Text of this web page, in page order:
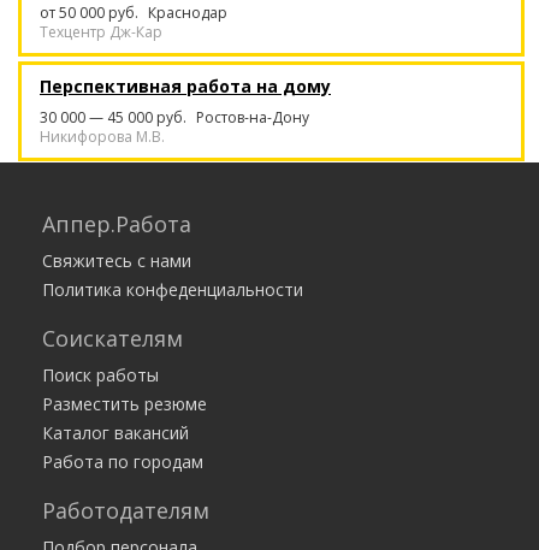
от 50 000 руб. Краснодар
Техцентр Дж-Кар
Перспективная работа на дому
30 000 — 45 000 руб. Ростов-на-Дону
Никифорова М.В.
35 000 — 175 584 руб.
Работа есть
50 000 — 50 000 руб.
ООО Межрегиональный сметный центр
Аппер.Работа
Свяжитесь с нами
Политика конфеденциальности
Соискателям
Поиск работы
Разместить резюме
Каталог вакансий
Работа по городам
Работодателям